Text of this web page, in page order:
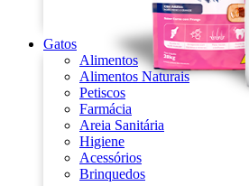
Gatos
Alimentos
Alimentos Naturais
Petiscos
Farmácia
Areia Sanitária
Higiene
Acessórios
Brinquedos